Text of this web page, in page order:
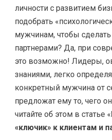
личности с развитием
подобрать
мужчинам, чтобы
партнерами? Да, при
это возможно! Лидеры,
знаниями, легко
конкретный мужчина от
предложат ему то, чего
читайте об этом в статье «
«ключик» к клиентам и